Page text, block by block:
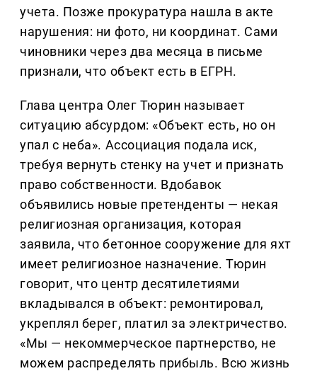
учета. Позже прокуратура нашла в акте
нарушения: ни фото, ни координат. Сами
чиновники через два месяца в письме
признали, что объект есть в ЕГРН.
Глава центра Олег Тюрин называет
ситуацию абсурдом: «Объект есть, но он
упал с неба». Ассоциация подала иск,
требуя вернуть стенку на учет и признать
право собственности. Вдобавок
объявились новые претенденты — некая
религиозная организация, которая
заявила, что бетонное сооружение для яхт
имеет религиозное назначение. Тюрин
говорит, что центр десятилетиями
вкладывался в объект: ремонтировал,
укреплял берег, платил за электричество.
«Мы — некоммерческое партнерство, не
можем распределять прибыль. Всю жизнь